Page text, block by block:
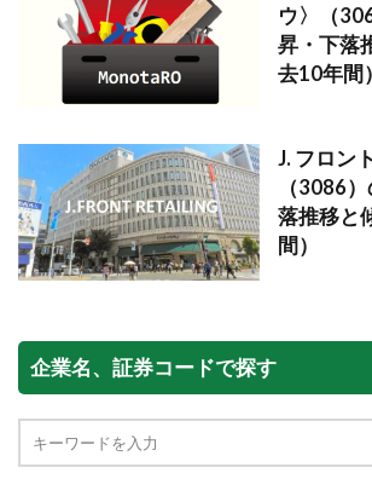
ウ〉（
昇・下落
去10年間）
J. フロン
（3086
落推移と
間）
企業名、証券コードで探す